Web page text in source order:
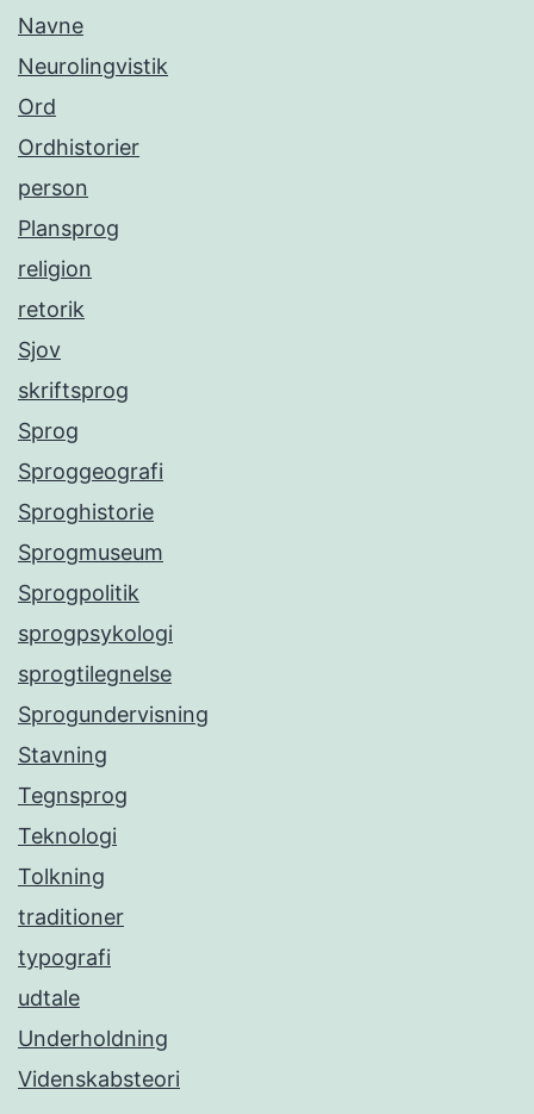
Navne
Neurolingvistik
Ord
Ordhistorier
person
Plansprog
religion
retorik
Sjov
skriftsprog
Sprog
Sproggeografi
Sproghistorie
Sprogmuseum
Sprogpolitik
sprogpsykologi
sprogtilegnelse
Sprogundervisning
Stavning
Tegnsprog
Teknologi
Tolkning
traditioner
typografi
udtale
Underholdning
Videnskabsteori